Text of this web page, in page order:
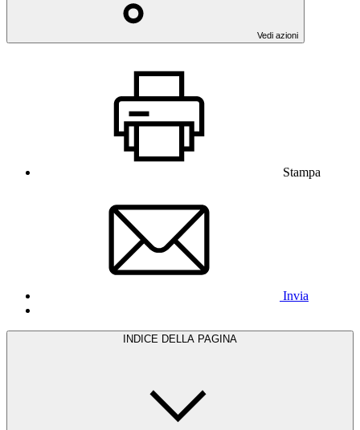
Vedi azioni
Stampa
Invia
INDICE DELLA PAGINA